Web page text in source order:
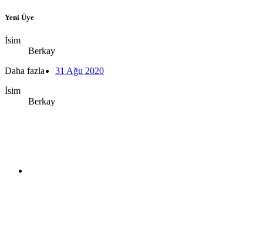
Yeni Üye
İsim
Berkay
Daha fazla
İsim
Berkay
31 Ağu 2020